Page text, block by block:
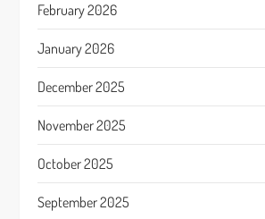
February 2026
January 2026
December 2025
November 2025
October 2025
September 2025